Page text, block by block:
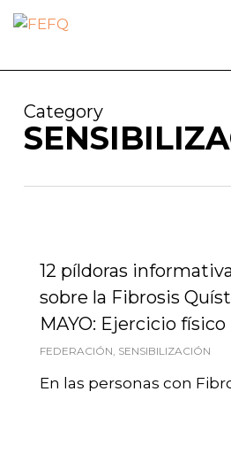
main
content
Category
12 píldoras
sobre la Fibrosis
MAYO: Ejercicio físico
FEDERACIÓN, SENSIBILIZACIÓN
En las personas con